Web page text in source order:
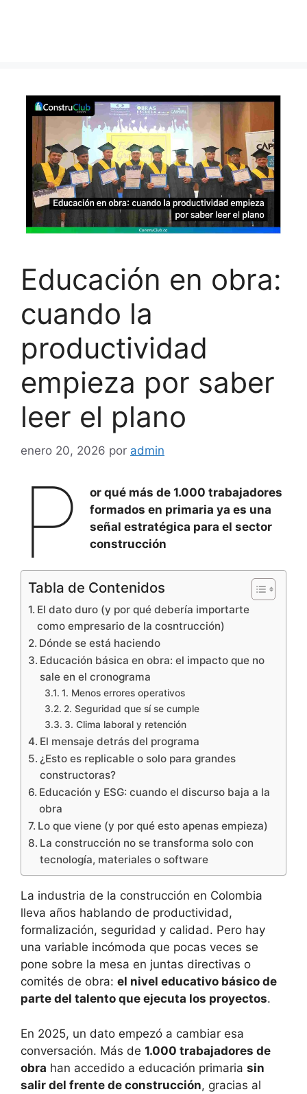
Educación en obra:
cuando la
productividad
empieza por saber
leer el plano
enero 20, 2026 por admin
P
or qué más de 1.000 trabajadores
formados en primaria ya es una
señal estratégica para el sector
construcción
Tabla de Contenidos
El dato duro (y por qué debería importarte
como empresario de la cosntrucción)
Dónde se está haciendo
Educación básica en obra: el impacto que no
sale en el cronograma
1. Menos errores operativos
2. Seguridad que sí se cumple
3. Clima laboral y retención
El mensaje detrás del programa
¿Esto es replicable o solo para grandes
constructoras?
Educación y ESG: cuando el discurso baja a la
obra
Lo que viene (y por qué esto apenas empieza)
La construcción no se transforma solo con
tecnología, materiales o software
La industria de la construcción en Colombia
lleva años hablando de productividad,
formalización, seguridad y calidad. Pero hay
una variable incómoda que pocas veces se
pone sobre la mesa en juntas directivas o
comités de obra: el nivel educativo básico de
parte del talento que ejecuta los proyectos.
En 2025, un dato empezó a cambiar esa
conversación. Más de 1.000 trabajadores de
obra han accedido a educación primaria sin
salir del frente de construcción, gracias al